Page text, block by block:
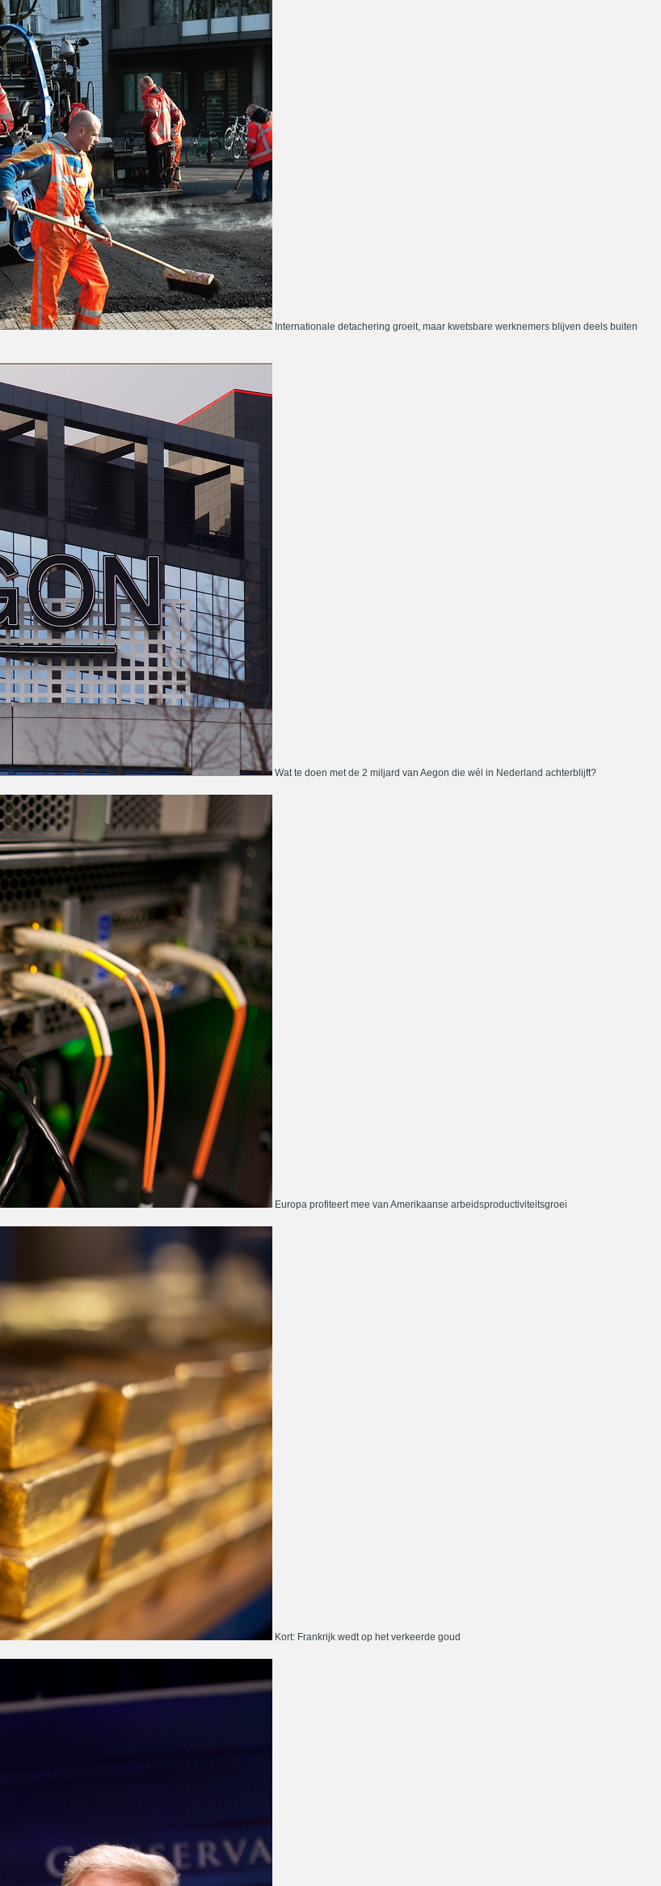
Internationale detachering groeit, maar kwetsbare werknemers blijven deels buiten
Wat te doen met de 2 miljard van Aegon die wél in Nederland achterblijft?
Europa profiteert mee van Amerikaanse arbeidsproductiviteitsgroei
Kort: Frankrijk wedt op het verkeerde goud